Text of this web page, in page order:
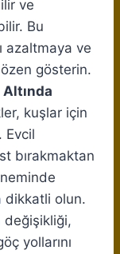
ve
Bu
azaltmaya ve
gösterin.
Altında
kuşlar için
Evcil
bırakmaktan
dikkatli olun.
değişikliği,
yollarını